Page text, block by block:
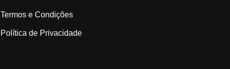
Termos e Condições
Política de Privacidade